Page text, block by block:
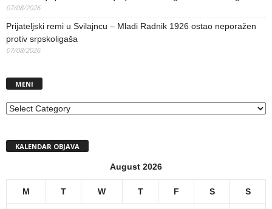
07/08/2026
Prijateljski remi u Svilajncu – Mladi Radnik 1926 ostao neporažen
protiv srpskoligaša
07/08/2026
MENI
MENI
KALENDAR OBJAVA
August 2026
M T W T F S S